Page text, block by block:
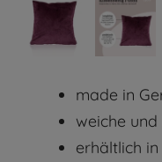
made in
weiche
erhältlich